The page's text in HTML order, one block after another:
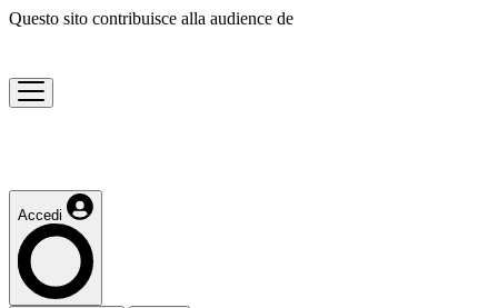
Questo sito contribuisce alla audience de
Accedi